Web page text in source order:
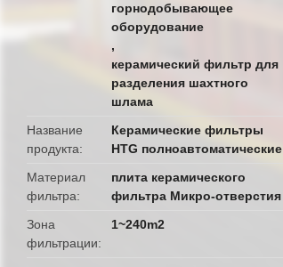
горнодобывающее
оборудование
,
керамический фильтр для
разделения шахтного
шлама
Название
продукта
Керамические фильтры
HTG полноавтоматические
Материал
фильтра
плита керамического
фильтра Микро-отверстия
Зона
фильтрации
1~240m2